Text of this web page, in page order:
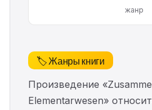
жанр
🏷️ Жанры книги
Произведение
Elementarwesen»